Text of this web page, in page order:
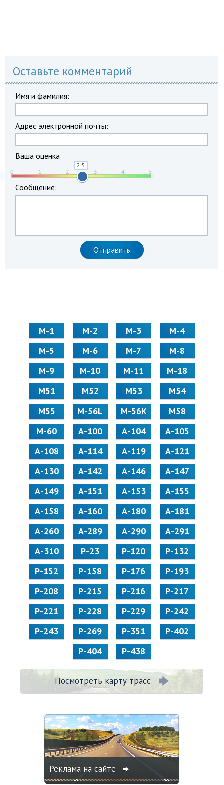
Оставьте комментарий
Имя и фамилия:
Адрес электронной почты:
Ваша оценка
Сообщение:
М-1 М-2 М-3
М-4
М-5
М-6 М-7
М-8
М-9
М-10 М-11
М-18
М51
М52 М53
М54
М55
M-56L M-56K
М58
M-60
А-100 А-104
А-105
А-108
А-114 А-119
А-121
А-130
А-142 А-146
А-147
А-149
А-151 А-153
А-155
А-158
А-160 А-180
А-181
А-260
А-289 А-290
А-291
А-310
Р-23 Р-120
Р-132
Р-152
Р-158 Р-176
Р-193
Р-208
Р-215 Р-216
Р-217
Р-221
Р-228 Р-229
Р-242
Р-243
Р-269 Р-351
Р-402
Р-404
Р-438
Посмотреть карту трасс
Реклама на сайте